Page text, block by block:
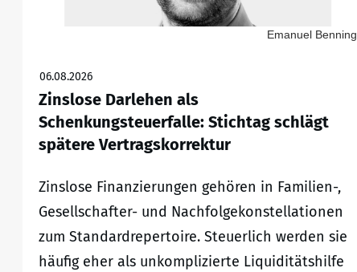
Emanuel Benning
06.08.2026
Zinslose Darlehen als
Schenkungsteuerfalle: Stichtag schlägt
spätere Vertragskorrektur
Zinslose Finanzierungen gehören in Familien-,
Gesellschafter- und Nachfolgekonstellationen
zum Standardrepertoire. Steuerlich werden sie
häufig eher als unkomplizierte Liquiditätshilfe